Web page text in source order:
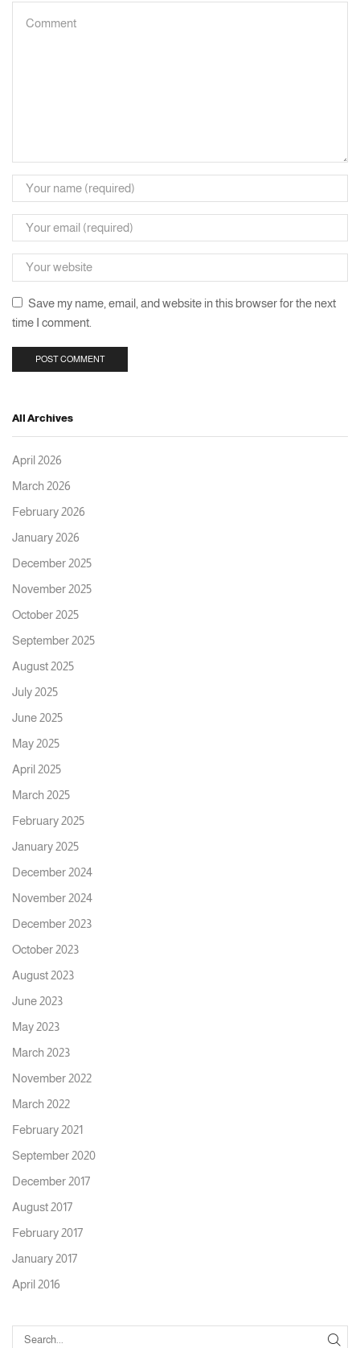
Save my name, email, and website in this browser for the next
time I comment.
All Archives
April 2026
March 2026
February 2026
January 2026
December 2025
November 2025
October 2025
September 2025
August 2025
July 2025
June 2025
May 2025
April 2025
March 2025
February 2025
January 2025
December 2024
November 2024
December 2023
October 2023
August 2023
June 2023
May 2023
March 2023
November 2022
March 2022
February 2021
September 2020
December 2017
August 2017
February 2017
January 2017
April 2016